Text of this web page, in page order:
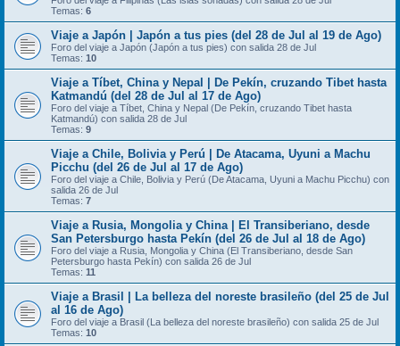
Temas: 6
Viaje a Japón | Japón a tus pies (del 28 de Jul al 19 de Ago)
Foro del viaje a Japón (Japón a tus pies) con salida 28 de Jul
Temas: 10
Viaje a Tíbet, China y Nepal | De Pekín, cruzando Tibet hasta
Katmandú (del 28 de Jul al 17 de Ago)
Foro del viaje a Tíbet, China y Nepal (De Pekín, cruzando Tibet hasta
Katmandú) con salida 28 de Jul
Temas: 9
Viaje a Chile, Bolivia y Perú | De Atacama, Uyuni a Machu
Picchu (del 26 de Jul al 17 de Ago)
Foro del viaje a Chile, Bolivia y Perú (De Atacama, Uyuni a Machu Picchu) con
salida 26 de Jul
Temas: 7
Viaje a Rusia, Mongolia y China | El Transiberiano, desde
San Petersburgo hasta Pekín (del 26 de Jul al 18 de Ago)
Foro del viaje a Rusia, Mongolia y China (El Transiberiano, desde San
Petersburgo hasta Pekín) con salida 26 de Jul
Temas: 11
Viaje a Brasil | La belleza del noreste brasileño (del 25 de Jul
al 16 de Ago)
Foro del viaje a Brasil (La belleza del noreste brasileño) con salida 25 de Jul
Temas: 10